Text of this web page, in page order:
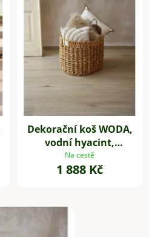
Dekorační koš WODA,
vodní hyacint,
48x38x36 cm, natur
Na cestě
1 888 Kč